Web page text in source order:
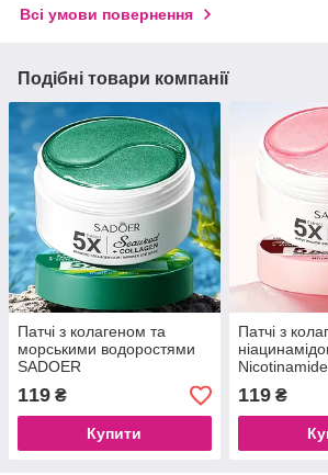
Всі умови повернення
Подібні товари компанії
Патчі з колагеном та
морськими водоростями
SADOER
Mask, 80 шт (40 пар)
119 ₴
Купити
Патчі з
119₴